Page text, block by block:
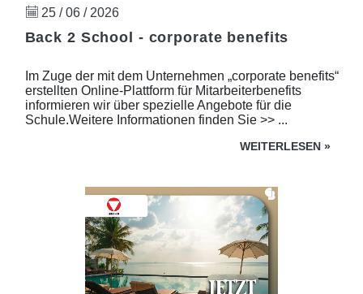
25 / 06 / 2026
Back 2 School - corporate benefits
Im Zuge der mit dem Unternehmen „corporate benefits“
erstellten Online-Plattform für Mitarbeiterbenefits
informieren wir über spezielle Angebote für die
Schule.Weitere Informationen finden Sie >> ...
WEITERLESEN »